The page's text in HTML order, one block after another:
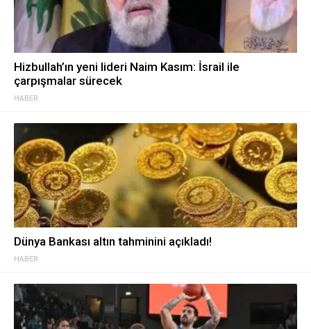
HABER
Hizbullah’ın yeni lideri Naim Kasım: İsrail ile
çarpışmalar sürecek
HABER
Dünya Bankası altın tahminini açıkladı!